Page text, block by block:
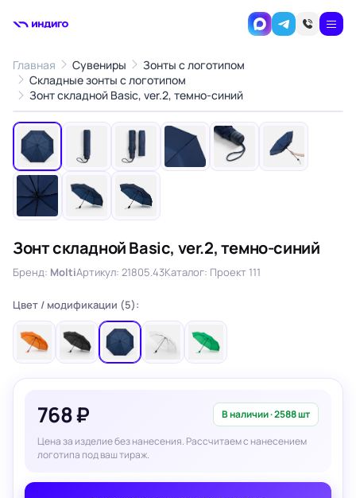
Главная Сувениры
Зонты с логотипом
Складные зонты с логотипом
Зонт складной Basic, ver.2, темно-синий
‹ ›
Зонт складной Basic, ver.2, темно-синий
Бренд: MoltiАртикул: 21805.43Каталог: Проект 111
Цвет / модификации (5):
768 ₽ В наличии · 2588 шт
Цена за изделие без нанесения. Рассчитаем с нанесением
логотипа под ваш тираж.